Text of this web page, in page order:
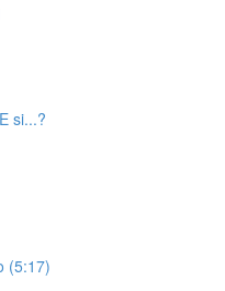
si...?
(5:17)